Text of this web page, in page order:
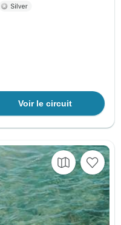
Voir le circuit